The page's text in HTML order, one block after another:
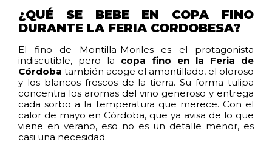
¿QUÉ SE BEBE EN COPA FINO
DURANTE LA FERIA CORDOBESA?
El fino de Montilla-Moriles es el protagonista
indiscutible, pero la copa fino en la Feria de
Córdoba también acoge el amontillado, el oloroso
y los blancos frescos de la tierra. Su forma tulipa
concentra los aromas del vino generoso y entrega
cada sorbo a la temperatura que merece. Con el
calor de mayo en Córdoba, que ya avisa de lo que
viene en verano, eso no es un detalle menor, es
casi una necesidad.